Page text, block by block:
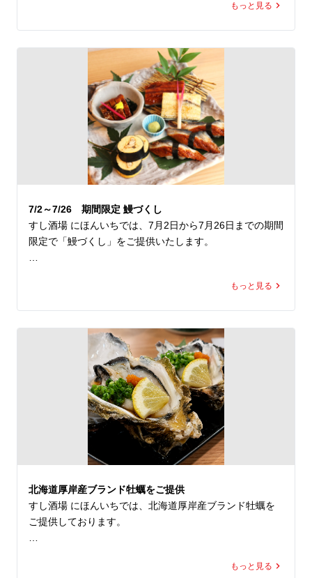
香ばしい蒲焼き、素材本来の旨みを楽しめる白焼き、さっ
調理法ごとに異なるうなぎの美味しさを、一皿で食べ比べ
できる夏限定メニューです。
■うなぎ尽くし
2,980円（税込）
7月2日（木）～7月26日（日）
土用の丑の日を前に、この時期だけの味わいをぜひお楽し
みください。
もっと見る
7/2～7/26 期間限定 鰻づくし
すし酒場 にほんいちでは、7月2日から7月26日までの期間
限定で「鰻づくし」をご提供いたします。
握り3貫など、さまざまな調理法で鰻の魅力を味わえる一
暑さが増すこれからの季節にぴったりの鰻を、ぜひご堪能
2,980円（税込）
もっと見る
北海道厚岸産ブランド牡蠣をご提供
すし酒場 にほんいちでは、北海道厚岸産ブランド牡蠣を
ご提供しております。
な味わいと、海の旨味をしっかり感じられるのが特徴で
もっと見る